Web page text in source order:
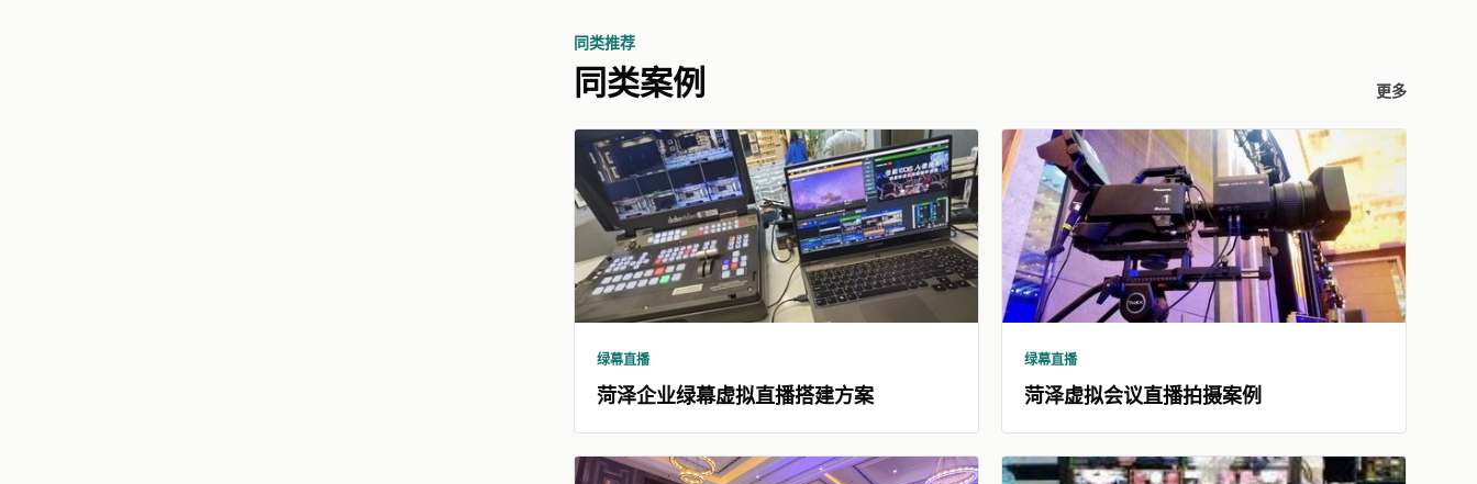
同类推荐
同类案例 更多
绿幕直播
菏泽企业绿幕虚拟直播搭建方案
绿幕直播
菏泽虚拟会议直播拍摄案例